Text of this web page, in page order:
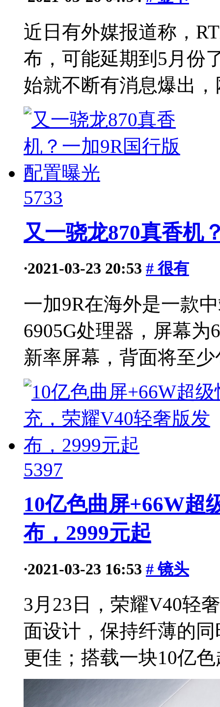
近日有外媒报道称，
布，可能延期到5月份
始就不断有消息爆出
5733
又一骁龙870真香机
·2021-03-23 20:53 # 很有
一加9R在海外是一款
6905G处理器，屏幕为
新率屏幕，背面将至少
5397
10亿色曲屏+66W超
布，2999元起
·2021-03-23 16:53 # 镜头
3月23日，荣耀V40轻
面设计，保持纤薄的
更佳；搭载一块10亿